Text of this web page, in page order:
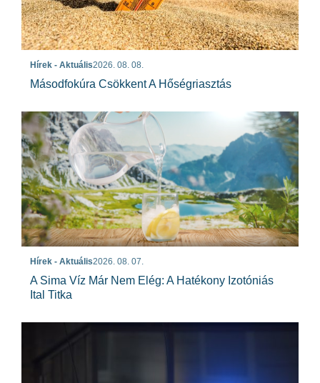
Hírek - Aktuális2026. 08. 08.
Másodfokúra Csökkent A Hőségriasztás
Hírek - Aktuális2026. 08. 07.
A Sima Víz Már Nem Elég: A Hatékony Izotóniás
Ital Titka